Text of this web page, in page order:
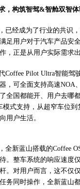
，构筑智驾&智舱双智
已经成为了行业的共识
足用户对于汽车产品安
，正是从用户实际需求出
Coffee Pilot Ultra智能驾
，可全面支持高速NOA
全国都能开、用户去哪
式支持，从超窄车位到
用户生活。
全新蓝山搭载的Coffee
。整车系统的响应速度
。对用户而言，这不仅
务同时操作，全新蓝山